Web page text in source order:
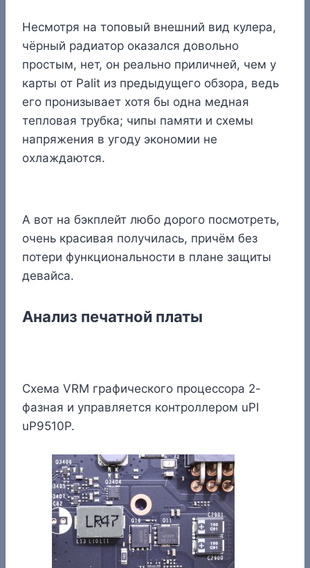
Несмотря на топовый внешний вид кулера,
чёрный радиатор оказался довольно
простым, нет, он реально приличней, чем у
карты от Palit из предыдущего обзора, ведь
его пронизывает хотя бы одна медная
тепловая трубка; чипы памяти и схемы
напряжения в угоду экономии не
охлаждаются.
А вот на бэкплейт любо дорого посмотреть,
очень красивая получилась, причём без
потери функциональности в плане защиты
девайса.
Анализ печатной платы
Схема VRM графического процессора 2-
фазная и управляется контроллером uPI
uP9510P.